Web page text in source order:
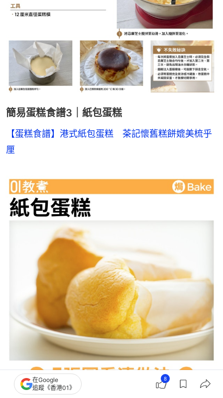
簡易蛋糕食譜3｜紙包蛋糕
【蛋糕食譜】港式紙包蛋糕　茶記懷舊糕餅媲美梳乎
厘
在Google
追蹤《香港01》
8